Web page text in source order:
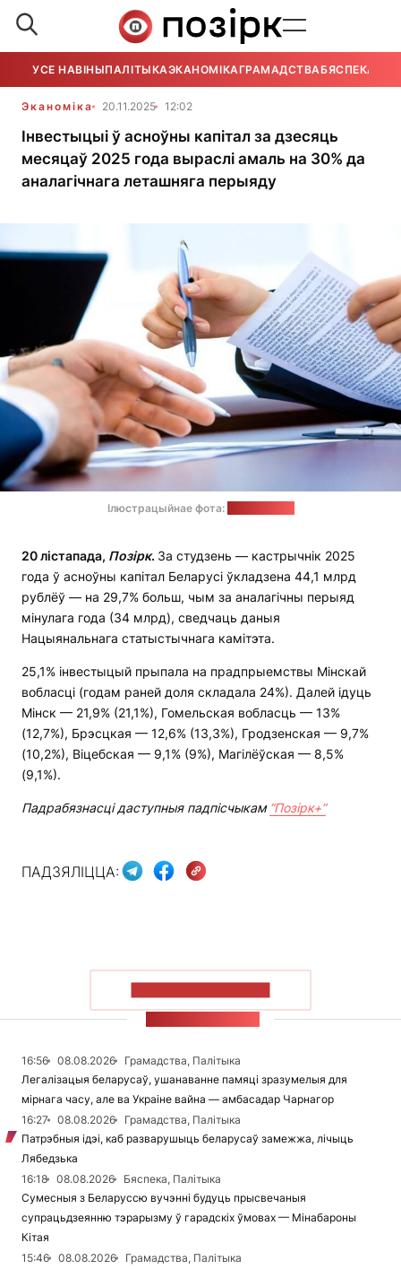
УСЕ НАВІНЫПАЛІТЫКАЭКАНОМІКАГРАМАДСТВАБЯСПЕКА
Эканоміка 20.11.2025 12:02
Інвестыцыі ў асноўны капітал за дзесяць
месяцаў 2025 года выраслі амаль на 30% да
аналагічнага леташняга перыяду
Ілюстрацыйнае фота:
20 лістапада, Позірк. За студзень — кастрычнік 2025
года ў асноўны капітал Беларусі ўкладзена 44,1 млрд
рублёў — на 29,7% больш, чым за аналагічны перыяд
мінулага года (34 млрд), сведчаць даныя
Нацыянальнага статыстычнага камітэта.
25,1% інвестыцый прыпала на прадпрыемствы Мінскай
вобласці (годам раней доля складала 24%). Далей ідуць
Мінск — 21,9% (21,1%), Гомельская вобласць — 13%
(12,7%), Брэсцкая — 12,6% (13,3%), Гродзенская — 9,7%
(10,2%), Віцебская — 9,1% (9%), Магілёўская — 8,5%
(9,1%).
Падрабязнасці даступныя падпісчыкам “Позірк+”
ПАДЗЯЛІЦЦА:
16:56 08.08.2026
Грамадства, Палітыка
Легалізацыя беларусаў, ушанаванне памяці зразумелыя для
мірнага часу, але ва Украіне вайна — амбасадар Чарнагор
16:27
08.08.2026
Грамадства, Палітыка
Патрэбныя ідэі, каб разварушыць беларусаў замежжа, лічыць
Лябедзька
16:18
08.08.2026
Бяспека, Палітыка
Сумесныя з Беларуссю вучэнні будуць прысвечаныя
супрацьдзеянню тэрарызму ў гарадскіх ўмовах — Мінабароны
Кітая
15:46
08.08.2026
Грамадства, Палітыка